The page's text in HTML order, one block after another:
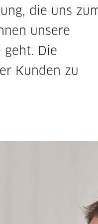
die uns
unsere
Die
Kunden zu